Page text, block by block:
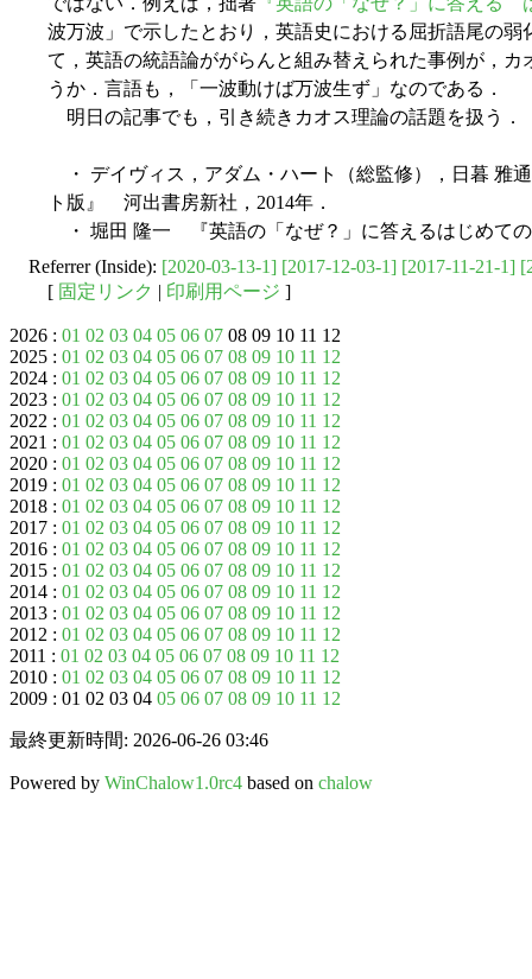
波万波」で示したとおり，英語史における屈折語尾の
て，英語の統語論ががらんと組み替えられた事例が，
うか．言語も，「一波動けば万波生ず」なのである．
明日の記事でも，引き続きカオス理論の話題を扱う．
・ デイヴィス，アダム・ハート（総監修），日暮
ト版』 河出書房新社，2014年．
・ 堀田 隆一 『英語の「なぜ？」に答えるはじめて
Referrer (Inside): [2020-03-13-1] [2017-12-03-1] [2017-11-21-1]
[ 固定リンク | 印刷用ページ ]
2026 : 01 02 03 04 05 06 07 08 09 10 11 12
2025 : 01 02 03 04 05 06 07 08 09 10 11 12
2024 : 01 02 03 04 05 06 07 08 09 10 11 12
2023 : 01 02 03 04 05 06 07 08 09 10 11 12
2022 : 01 02 03 04 05 06 07 08 09 10 11 12
2021 : 01 02 03 04 05 06 07 08 09 10 11 12
2020 : 01 02 03 04 05 06 07 08 09 10 11 12
2019 : 01 02 03 04 05 06 07 08 09 10 11 12
2018 : 01 02 03 04 05 06 07 08 09 10 11 12
2017 : 01 02 03 04 05 06 07 08 09 10 11 12
2016 : 01 02 03 04 05 06 07 08 09 10 11 12
2015 : 01 02 03 04 05 06 07 08 09 10 11 12
2014 : 01 02 03 04 05 06 07 08 09 10 11 12
2013 : 01 02 03 04 05 06 07 08 09 10 11 12
2012 : 01 02 03 04 05 06 07 08 09 10 11 12
2011 : 01 02 03 04 05 06 07 08 09 10 11 12
2010 : 01 02 03 04 05 06 07 08 09 10 11 12
2009 : 01 02 03 04 05 06 07 08 09 10 11 12
最終更新時間: 2026-06-26 03:46
Powered by WinChalow1.0rc4 based on chalow